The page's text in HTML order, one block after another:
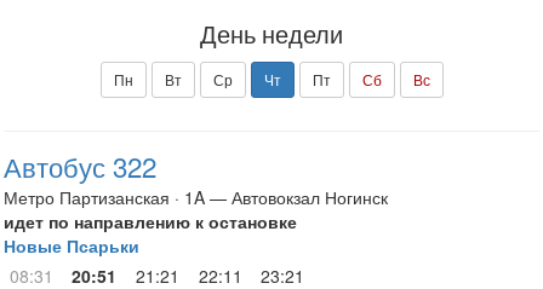
День недели
Пн Вт Ср Чт Пт Сб Вс
Автобус 322
Метро Партизанская · 1A — Автовокзал Ногинск
идет по направлению к остановке
Новые Псарьки
08:31
20:51 21:21 22:11 23:21